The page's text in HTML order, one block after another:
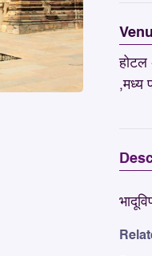
होटल
,मध्य